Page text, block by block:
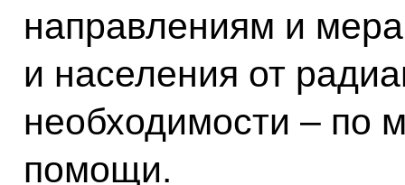
направлениям и
и населения от
необходимости – по
помощи.